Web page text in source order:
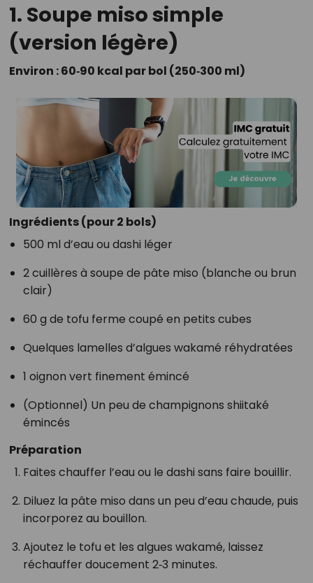
1. Soupe miso simple
(version légère)
Environ : 60‑90 kcal par bol (250‑300 ml)
Ingrédients (pour 2 bols)
500 ml d’eau ou dashi léger
2 cuillères à soupe de pâte miso (blanche ou brun
clair)
60 g de tofu ferme coupé en petits cubes
Quelques lamelles d’algues wakamé réhydratées
1 oignon vert finement émincé
(Optionnel) Un peu de champignons shiitaké
émincés
Préparation
Faites chauffer l’eau ou le dashi sans faire bouillir.
Diluez la pâte miso dans un peu d’eau chaude, puis
incorporez au bouillon.
Ajoutez le tofu et les algues wakamé, laissez
réchauffer doucement 2‑3 minutes.